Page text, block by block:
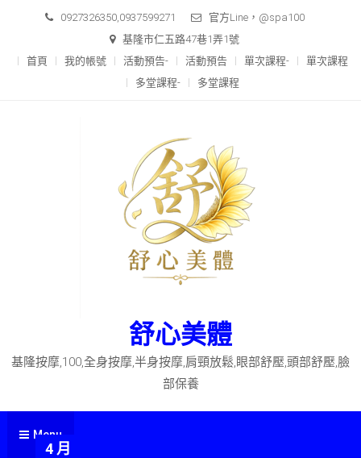
content
0927326350,0937599271
官方Line，@spa100
基隆市仁五路47巷1弄1號
首頁
我的帳號 活動預告- 活動預告 單次課程-
單次課程
多堂課程-
多堂課程
舒心美體
基隆按摩,100,全身按摩,半身按摩,肩頸放鬆,眼部舒壓,頭部舒壓,臉
部保養
Menu
4 月